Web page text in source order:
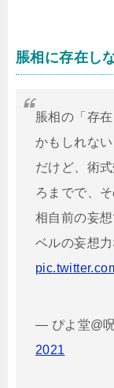
脹相に存在し
脹相の「存
かもしれな
だけど、術
ろまでで、
相自前の妄
ベルの妄想
— ぴよ堂@
2021